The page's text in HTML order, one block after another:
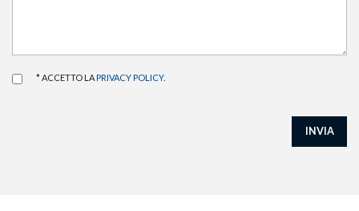
* ACCETTO LA PRIVACY POLICY.
INVIA